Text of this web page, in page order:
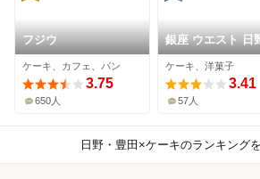
フジウ
ケーキ、カフェ、パン
3.75
650人
銀座 ウエスト 日
場直売店
ケーキ、洋菓子
3.41
57人
日野・豊田×ケーキのランキング